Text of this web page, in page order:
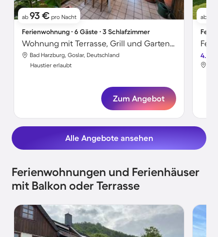
ab 93 € pro Nacht
Ferienwohnung ∙ 6 Gäste ∙ 3 Schlafzimmer
Wohnung mit Terrasse, Grill und Garten | Haustiere erlaubt
Bad Harzburg, Goslar, Deutschland
Haustier erlaubt
Zum Angebot
ab
4.4
Alle Angebote ansehen
Ferienwohnungen und Ferienhäuser
mit Balkon oder Terrasse